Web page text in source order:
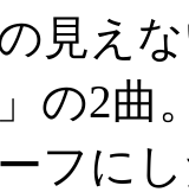
見え
2曲
フに